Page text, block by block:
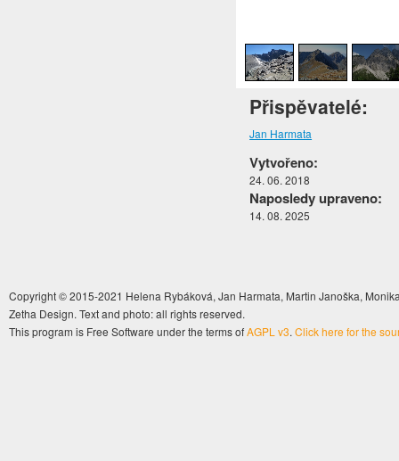
Přispěvatelé:
Jan Harmata
Vytvořeno:
24. 06. 2018
Naposledy upraveno:
14. 08. 2025
Copyright © 2015-2021 Helena Rybáková, Jan Harmata, Martin Janoška,
Zetha Design. Text and photo: all rights reserved.
This program is Free Software under the terms ofAGPL v3. Click here for the